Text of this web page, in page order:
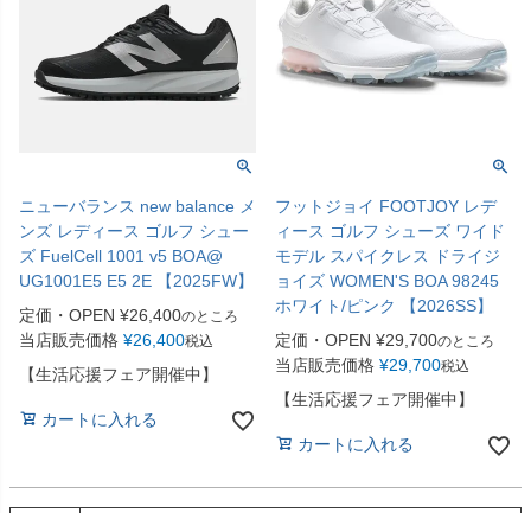
ニューバランス new balance メ
ンズ レディース ゴルフ シュー
ズ FuelCell 1001 v5 BOA@
UG1001E5 E5 2E 【2025FW】
定価・OPEN ¥26,400のところ
当店販売価格 ¥26,400税込
【生活応援フェア開催中】
カートに入れる
フットジョイ FOOTJOY レデ
ィース ゴルフ シューズ ワイド
モデル スパイクレス ドライジ
ョイズ WOMEN'S BOA 98245
ホワイト/ピンク 【2026SS】
定価・OPEN ¥29,700のところ
当店販売価格 ¥29,700税込
【生活応援フェア開催中】
カートに入れる